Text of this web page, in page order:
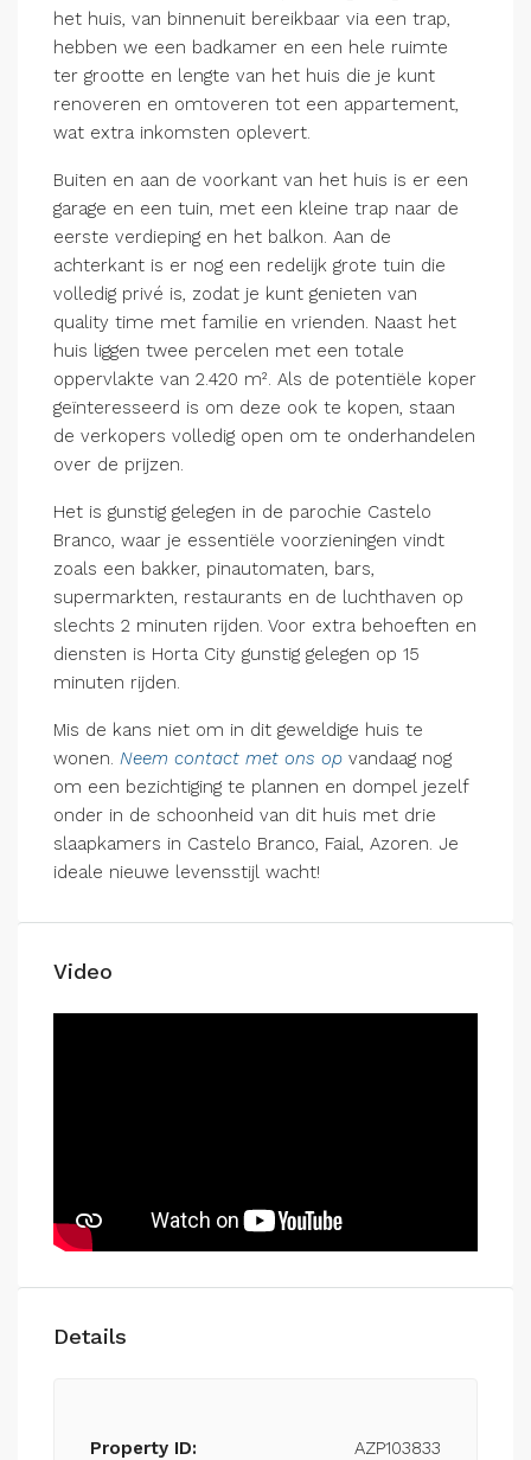
het huis, van binnenuit bereikbaar via een trap,
hebben we een badkamer en een hele ruimte
ter grootte en lengte van het huis die je kunt
renoveren en omtoveren tot een appartement,
wat extra inkomsten oplevert.
Buiten en aan de voorkant van het huis is er een
garage en een tuin, met een kleine trap naar de
eerste verdieping en het balkon. Aan de
achterkant is er nog een redelijk grote tuin die
volledig privé is, zodat je kunt genieten van
quality time met familie en vrienden. Naast het
huis liggen twee percelen met een totale
oppervlakte van 2.420 m². Als de potentiële koper
geïnteresseerd is om deze ook te kopen, staan
de verkopers volledig open om te onderhandelen
over de prijzen.
Het is gunstig gelegen in de parochie Castelo
Branco, waar je essentiële voorzieningen vindt
zoals een bakker, pinautomaten, bars,
supermarkten, restaurants en de luchthaven op
slechts 2 minuten rijden. Voor extra behoeften en
diensten is Horta City gunstig gelegen op 15
minuten rijden.
Mis de kans niet om in dit geweldige huis te
wonen. Neem contact met ons op vandaag nog
om een bezichtiging te plannen en dompel jezelf
onder in de schoonheid van dit huis met drie
slaapkamers in Castelo Branco, Faial, Azoren. Je
ideale nieuwe levensstijl wacht!
Video
Details
Property ID: AZP103833